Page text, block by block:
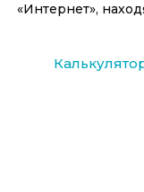
«Интернет»,